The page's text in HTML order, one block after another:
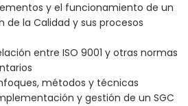
y el funcionamiento de un
de la Calidad y sus procesos
entre ISO 9001 y otras normas
métodos y técnicas
y gestión de un SGC